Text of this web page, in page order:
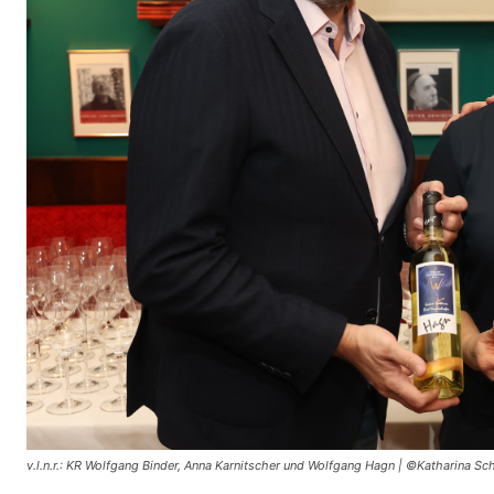
v.l.n.r.: KR Wolfgang Binder, Anna Karnitscher und Wolfgang Hagn | ©Katharina